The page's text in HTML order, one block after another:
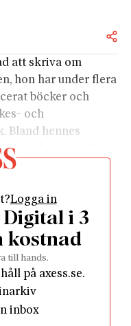
att skriva om
hon har under flera
böcker och
och
Bland hennes
stormakten.
internationella
utrikespolitik under
skildring av
–
snabbt.
kommunismens
hade
Logga in
Digital i 3
kostnad
till hands.
på axess.se.
inbox